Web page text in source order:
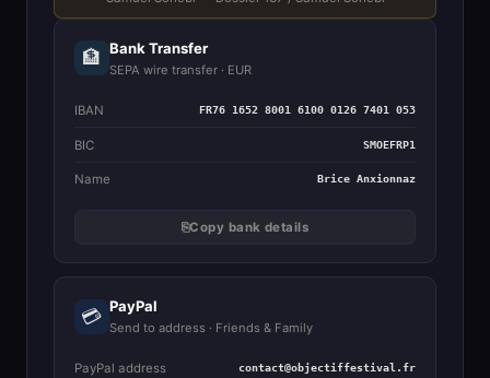
🏦 Bank Transfer
SEPA wire transfer · EUR
IBAN FR76 1652 8001 6100 0126 7401 053
BIC SMOEFRP1
Name Brice Anxionnaz
⎘Copy bank details
💳 PayPal
Send to address · Friends & Family
PayPal address contact@objectiffestival.fr